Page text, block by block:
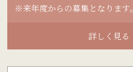
※来年度からの募集となります。
詳しく見る